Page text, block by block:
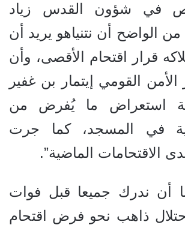
في شؤون القدس زياد
الواضح أن نتنياهو يريد أن
قرار اقتحام الأقصى، وأن
الأمن القومي إيتمار بن غفير
استعراض ما يُفرض من
في المسجد، كما جرت
الاقتحامات الماضية”.
أن ندرك جميعا قبل فوات
ذاهب نحو فرض اقتحام